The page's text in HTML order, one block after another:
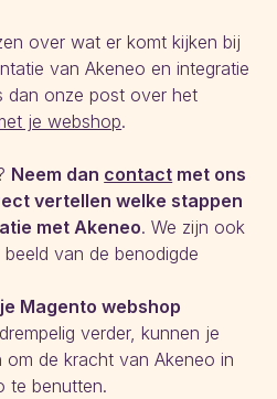
over wat er komt kijken bij
van Akeneo en integratie
dan onze post over het
je webshop.
Neem dan contact met ons
vertellen welke stappen
met Akeneo. We zijn ook
van de benodigde
Magento webshop
verder, kunnen je
om de kracht van Akeneo in
te benutten.